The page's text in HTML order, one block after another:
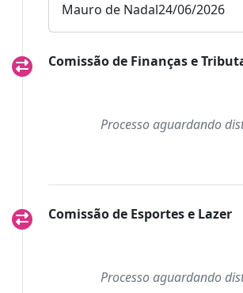
Mauro de Nadal24/06/2026
Comissão de Finanças e
Processo aguardando
Comissão de Esportes e Lazer
Processo aguardando